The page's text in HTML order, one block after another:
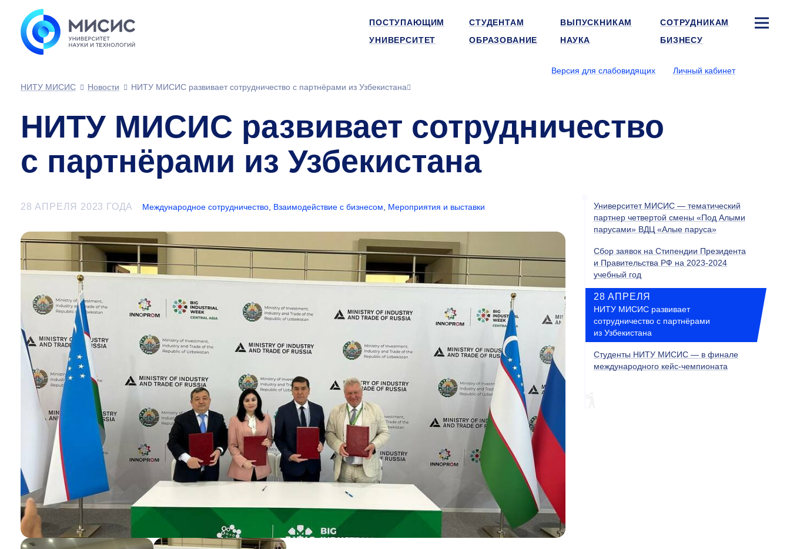
ПОСТУПАЮЩИМ СТУДЕНТАМ ВЫПУСКНИКАМ
СОТРУДНИКАМ
УНИВЕРСИТЕТ
ОБРАЗОВАНИЕ НАУКА БИЗНЕСУ
Версия для слабовидящих
Личный кабинет
НИТУ МИСИС
Новости НИТУ МИСИС развивает сотрудничество с партнёрами из Узбекистана
НИТУ МИСИС развивает сотрудничество
с партнёрами из Узбекистана
28 АПРЕЛЯ 2023 ГОДА Международное сотрудничество Взаимодействие с бизнесом Мероприятия и выставки
Университет МИСИС — тематический
партнер четвертой смены «Под Алыми
парусами» ВДЦ «Алые паруса»
Сбор заявок на Стипендии Президента
и Правительства РФ на 2023-2024
учебный год
28 АПРЕЛЯ
НИТУ МИСИС развивает
сотрудничество с партнёрами
из Узбекистана
Студенты НИТУ МИСИС — в финале
международного кейс-чемпионата